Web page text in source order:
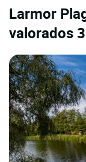
Larmor
valorados